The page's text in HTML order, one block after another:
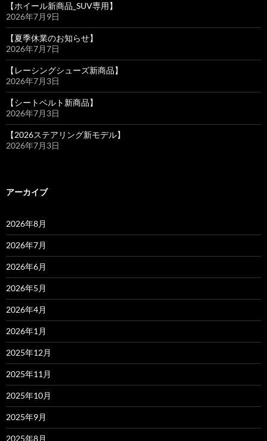
【ホイール新商品_SUV専用】
2026年7月9日
【夏季休業のお知らせ】
2026年7月7日
【レーシングシューズ新商品】
2026年7月3日
【シートベルト新商品】
2026年7月3日
【2026ステアリング新モデル】
2026年7月3日
アーカイブ
2026年8月
2026年7月
2026年6月
2026年5月
2026年4月
2026年1月
2025年12月
2025年11月
2025年10月
2025年9月
2025年8月